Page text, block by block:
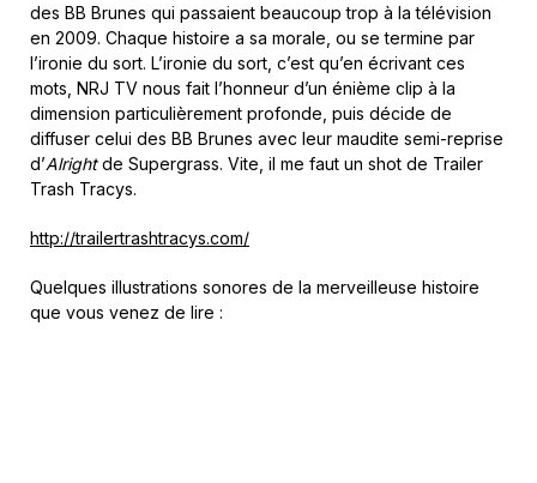
des BB Brunes qui passaient beaucoup trop à la télévision
en 2009. Chaque histoire a sa morale, ou se termine par
l’ironie du sort. L’ironie du sort, c’est qu’en écrivant ces
mots, NRJ TV nous fait l’honneur d’un énième clip à la
dimension particulièrement profonde, puis décide de
diffuser celui des BB Brunes avec leur maudite semi-reprise
d’Alrightde Supergrass. Vite, il me faut un shot de Trailer
Trash Tracys.
http://trailertrashtracys.com/
Quelques illustrations sonores de la merveilleuse histoire
que vous venez de lire :